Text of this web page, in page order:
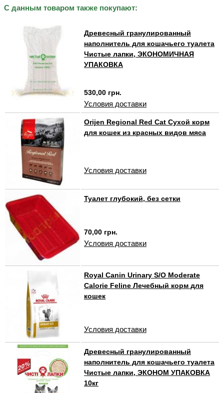
С данным товаром также покупают:
Древесный гранулированный
наполнитель для кошачьего туалета
Чистые лапки, ЭКОНОМИЧНАЯ
УПАКОВКА
530,00 грн.
Условия доставки
Orijen Regional Red Cat Сухой корм
для кошек из красных видов мяса
Условия доставки
Туалет глубокий, без сетки
70,00 грн.
Условия доставки
Royal Canin Urinary S/O Moderate
Calorie Feline Лечебный корм для
кошек
Условия доставки
Древесный гранулированный
наполнитель для кошачьего туалета
Чистые лапки, ЭКОНОМ УПАКОВКА
10кг